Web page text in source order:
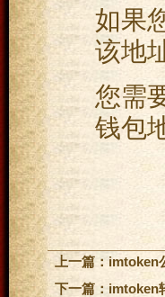
如果
该地
您需
钱包
上一篇： imtoken
下一篇： imtoken